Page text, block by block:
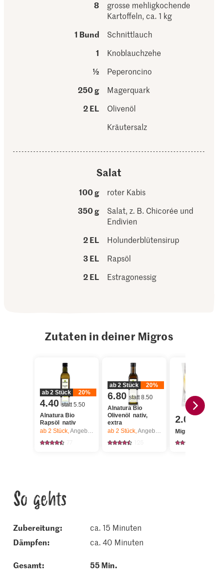
8
grosse mehligkochende
Kartoffeln, ca. 1 kg
1 Bund
Schnittlauch
1
Knoblauchzehe
½
Peperoncino
250 g
Magerquark
2 EL
Olivenöl
Kräutersalz
Salat
100 g
roter Kabis
350 g
Salat, z. B. Chicorée und
Endivien
2 EL
Holunderblütensirup
3 EL
Rapsöl
2 EL
Estragonessig
Zutaten in deiner Migros
ab 2 Stück 20%
4.40 statt 5.50
Alnatura Bio
Rapsöl nativ
ab 2 Stück,Angebot gilt nur vom 6.8. bis 12.8.2026, solange Vorrat.
ab 2 Stück 20%
6.80 statt 8.50
Alnatura Bio
Olivenöl nativ,
extra
ab 2 Stück,Angebot gilt nur vom 6.8. bis 12.8.2026, solange Vorrat.
2.00
Migros
So gehts
Zubereitung:
ca. 15 Minuten
dämpfen:
ca. 40 Minuten
Gesamt: 55 Min.